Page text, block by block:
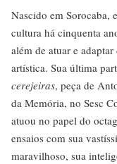
Nascido em Sorocaba,
cultura há cinquenta
além de atuar e
artística. Sua última
cerejeiras, peça de
da Memória, no Sesc
atuou no papel do
ensaios com sua
maravilhoso, sua